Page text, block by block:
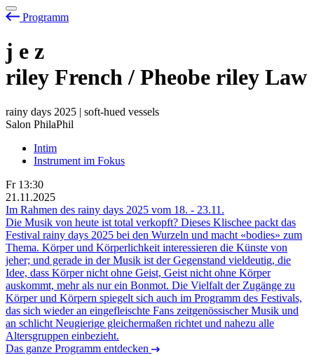
Programm
j e z
riley French / Pheobe riley Law
rainy days 2025 | soft-hued vessels
Salon PhilaPhil
Intim
Instrument im Fokus
Fr 13:30
21.11.2025
Im Rahmen des rainy days 2025 vom 18. - 23.11.
Die Musik von heute ist total verkopft? Dieses Klischee packt das
Festival rainy days 2025 bei den Wurzeln und macht «bodies» zum
Thema. Körper und Körperlichkeit interessieren die Künste von
jeher; und gerade in der Musik ist der Gegenstand vieldeutig, die
Idee, dass Körper nicht ohne Geist, Geist nicht ohne Körper
auskommt, mehr als nur ein Bonmot. Die Vielfalt der Zugänge zu
Körper und Körpern spiegelt sich auch im Programm des Festivals,
das sich wieder an eingefleischte Fans zeitgenössischer Musik und
an schlicht Neugierige gleichermaßen richtet und nahezu alle
Altersgruppen einbezieht.
Das ganze Programm entdecken